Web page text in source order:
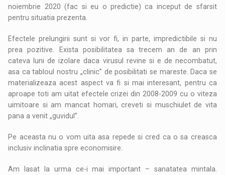
noiembrie 2020 (fac si eu o predictie) ca inceput de sfarsit
pentru situatia prezenta.
Efectele prelungirii sunt si vor fi, in parte, impredictibile si nu
prea pozitive. Exista posibilitatea sa trecem an de an prin
cateva luni de izolare daca virusul revine si e de necombatut,
asa ca tabloul nostru „clinic” de posibilitati se mareste. Daca se
materializeaza acest aspect va fi si mai interesant, pentru ca
aproape toti am uitat efectele crizei din 2008-2009 cu o viteza
uimitoare si am mancat homari, creveti si muschiulet de vita
pana a venit „guvidul”.
Pe aceasta nu o vom uita asa repede si cred ca o sa creasca
inclusiv inclinatia spre economisire.
Am lasat la urma ce-i mai important – sanatatea mintala.